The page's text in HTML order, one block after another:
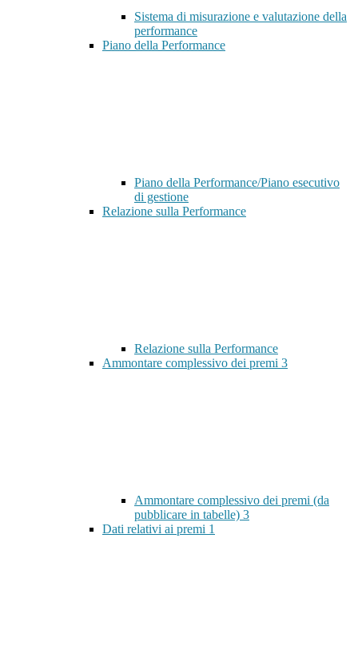
Sistema di misurazione e valutazione della
performance
Piano della Performance
Piano della Performance/Piano esecutivo
di gestione
Relazione sulla Performance
Relazione sulla Performance
Ammontare complessivo dei premi 3
Ammontare complessivo dei premi (da
pubblicare in tabelle) 3
Dati relativi ai premi 1